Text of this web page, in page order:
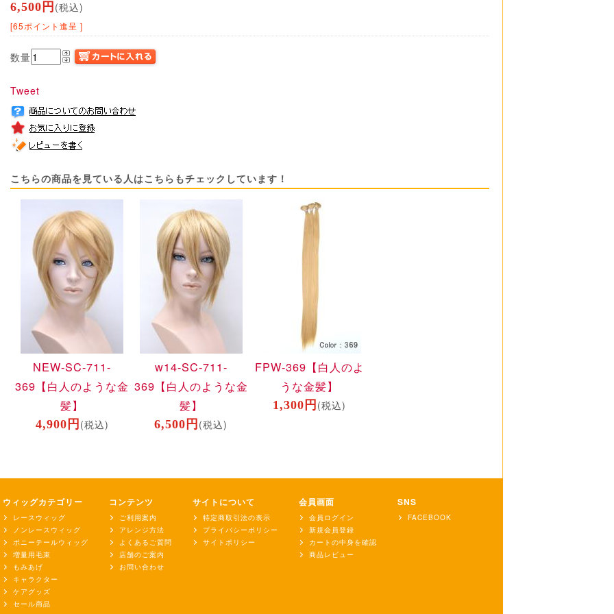
6,500円 (税込)
[65ポイント進呈 ]
数量
Tweet
こちらの商品を見ている人はこちらもチェックしています！
NEW-SC-711-
369 【白人のような金
髪】
4,900円 (税込)
w14-SC-711-
369 【白人のような金
髪】
6,500円 (税込)
FPW-369 【白人のよ
うな金髪】
1,300円 (税込)
ウィッグカテゴリー
レースウィッグ
ノンレースウィッグ
ポニーテールウィッグ
増量用毛束
もみあげ
キャラクター
ケアグッズ
セール商品
コンテンツ
ご利用案内
アレンジ方法
よくあるご質問
店舗のご案内
お問い合わせ
サイトについて
特定商取引法の表示
プライバシーポリシー
サイトポリシー
会員画面
会員ログイン
新規会員登録
カートの中身を確認
商品レビュー
SNS
FACEBOOK